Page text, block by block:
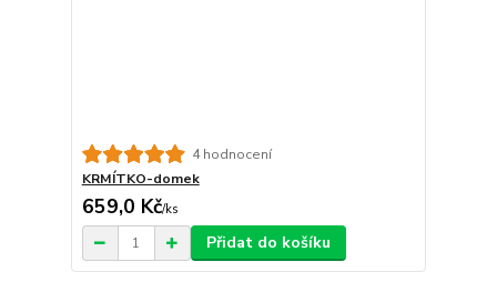
4 hodnocení
KRMÍTKO-domek
659,0 Kč/ks
Přidat do košíku